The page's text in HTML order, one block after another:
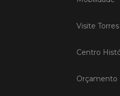
Visite
Centro
Orçamento